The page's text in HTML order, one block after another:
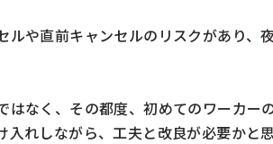
ルや直前キャンセルのリスクがあり、
はなく、その都度、初めてのワーカ
入れしながら、工夫と改良が必要かと